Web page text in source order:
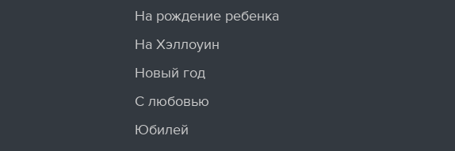
На рождение ребенка
На Хэллоуин
Новый год
С любовью
Юбилей